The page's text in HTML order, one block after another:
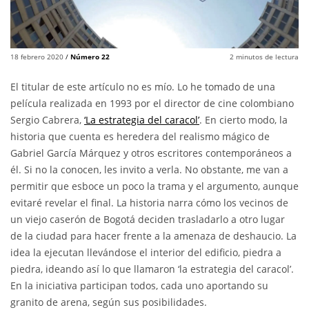
18 febrero 2020 / Número 22 2 minutos de lectura
El titular de este artículo no es mío. Lo he tomado de una
película realizada en 1993 por el director de cine colombiano
Sergio Cabrera, ‘La estrategia del caracol’. En cierto modo, la
historia que cuenta es heredera del realismo mágico de
Gabriel García Márquez y otros escritores contemporáneos a
él. Si no la conocen, les invito a verla. No obstante, me van a
permitir que esboce un poco la trama y el argumento, aunque
evitaré revelar el final. La historia narra cómo los vecinos de
un viejo caserón de Bogotá deciden trasladarlo a otro lugar
de la ciudad para hacer frente a la amenaza de deshaucio. La
idea la ejecutan llevándose el interior del edificio, piedra a
piedra, ideando así lo que llamaron ‘la estrategia del caracol’.
En la iniciativa participan todos, cada uno aportando su
granito de arena, según sus posibilidades.